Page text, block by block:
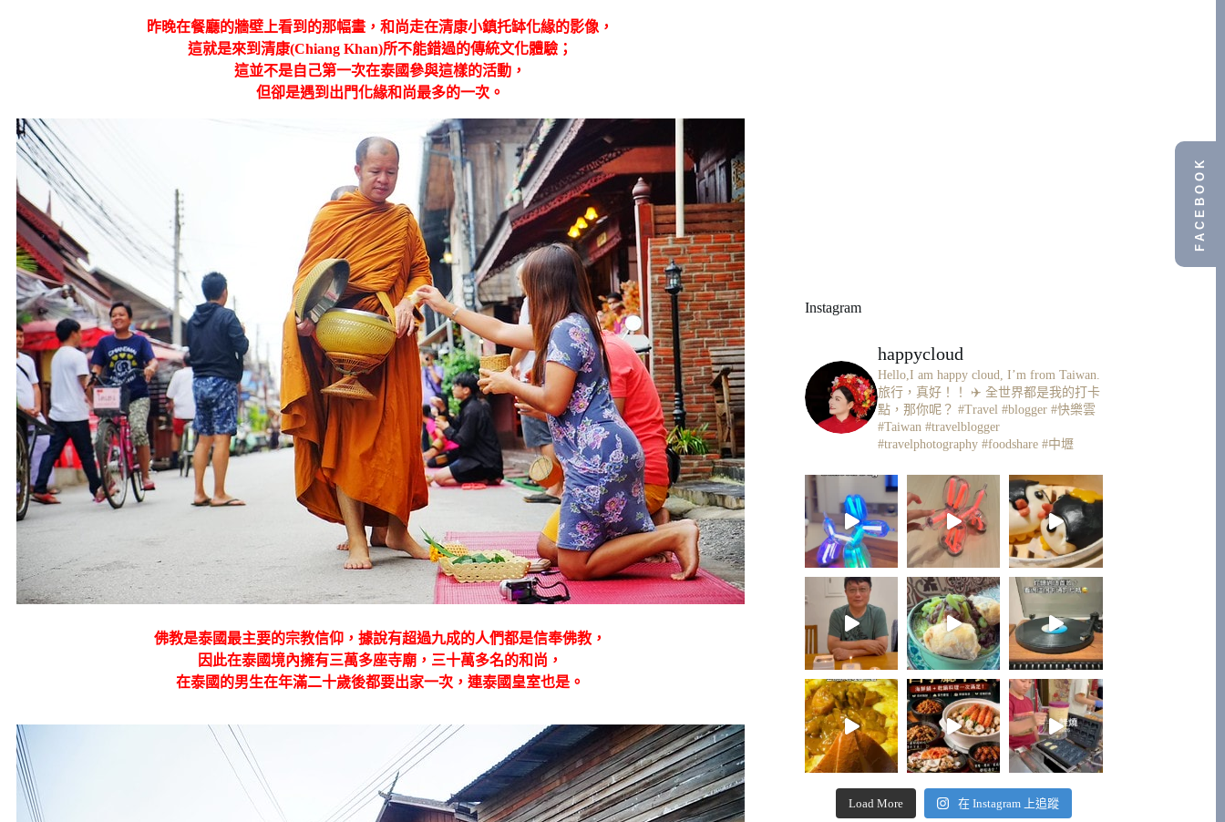
昨晚在餐廳的牆壁上看到的那幅畫，和尚走在清康小鎮托缽化緣的影像，
這就是來到清康(Chiang Khan)​所不能錯過的傳統文化體驗；
這並不是自己第一次在泰國參與這樣的活動，
但卻是遇到出門化緣和尚最多的一次。
佛教是泰國最主要的宗教信仰，據說有超過九成的人們都是信奉佛教，
因此在泰國境內擁有三萬多座寺廟，三十萬多名的和尚，
在泰國的男生在年滿二十歲後都要出家一次，連泰國皇室也是。
Instagram
happycloud
Hello,I am happy cloud, I’m from Taiwan.
旅行，真好！！ ✈️ 全世界都是我的打卡
點，那你呢？ #Travel #blogger #快樂雲
#Taiwan #travelblogger
#travelphotography #foodshare #中壢
Load More 在 Instagram 上追蹤
FACEBOOK